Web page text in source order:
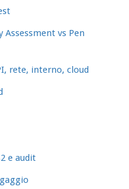
vs Pen
rete, interno, cloud
e audit